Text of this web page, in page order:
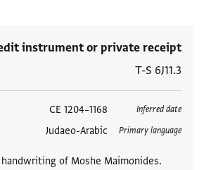
instrument or private receipt
T-S 6J11.3
Inferred date
1168–1204 CE
Primary language
Judaeo-Arabic
of Moshe Maimonides.
العلامات